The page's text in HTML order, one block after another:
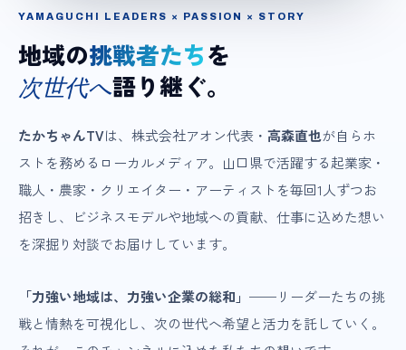
YAMAGUCHI LEADERS × PASSION × STORY
地域の挑戦者たちを
次世代へ語り継ぐ。
たかちゃんTVは、株式会社アオン代表・ 高森直也が自らホ
ストを務めるローカルメディア。山口県で活躍する起業家・
職人・農家・クリエイター・アーティストを毎回1人ずつお
招きし、ビジネスモデルや地域への貢献、仕事に込めた想い
を深掘り対談でお届けしています。
「力強い地域は、力強い企業の総和」 ——リーダーたちの挑
戦と情熱を可視化し、次の世代へ希望と活力を託していく。